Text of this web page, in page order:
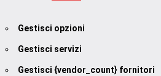
Gestisci opzioni
Gestisci servizi
Gestisci {vendor_count} fornitori